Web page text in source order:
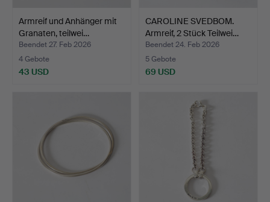
Armreif und Anhänger mit
Granaten, teilwei…
Beendet 27. Feb 2026
4 Gebote
43 USD
CAROLINE SVEDBOM.
Armreif, 2 Stück Teilwei…
Beendet 24. Feb 2026
5 Gebote
69 USD